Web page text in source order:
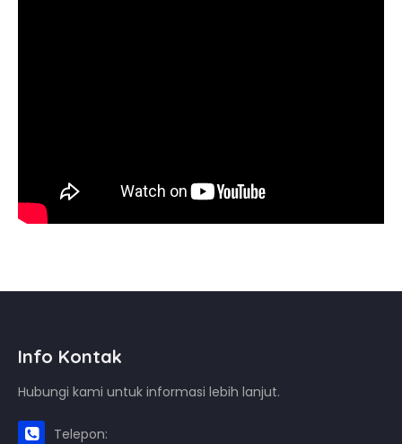
Info Kontak
Hubungi kami untuk informasi lebih lanjut.
Telepon: